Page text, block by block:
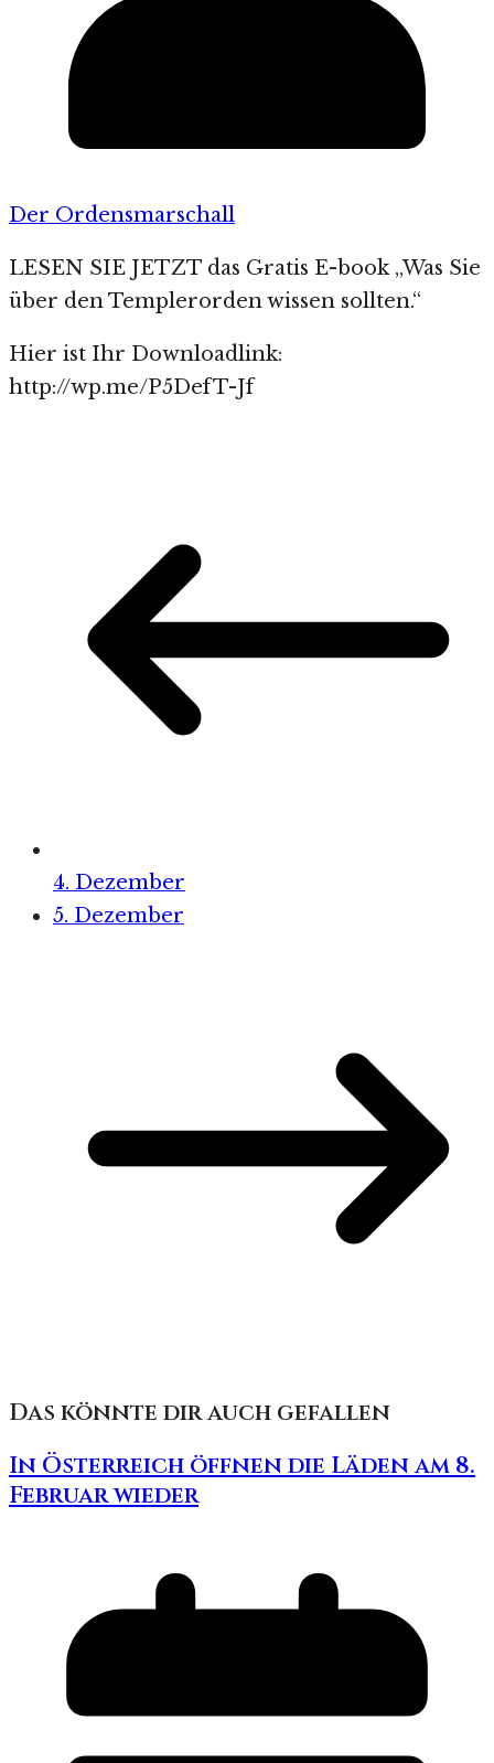
Der Ordensmarschall
LESEN SIE JETZT das Gratis E-book „Was Sie
über den Templerorden wissen sollten.“
Hier ist Ihr Downloadlink:
http://wp.me/P5DefT-Jf
4. Dezember
5. Dezember
Das könnte dir auch gefallen
In Österreich öffnen die Läden am 8.
Februar wieder